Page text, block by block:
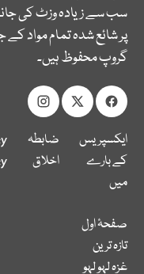
سب سے زیادہ وزٹ کی
پر شائع شدہ تمام مواد
گروپ محفوظ ہیں۔
ایکسپریس
کے بارے
میں
ضابطہ
اخلاق
صفحۂ اول
تازہ ترین
غزہ لہو لہو